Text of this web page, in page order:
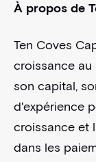
À propos de
Ten Coves
croissance au
son capital,
d'expérience
croissance et
dans les